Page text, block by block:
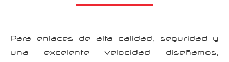
Para enlaces de alta calidad, seguridad y
una excelente velocidad diseñamos,